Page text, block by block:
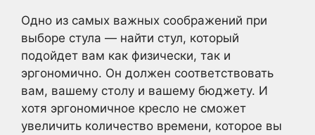
Одно из самых важных соображений при
выборе стула — найти стул, который
подойдет вам как физически, так и
эргономично. Он должен соответствовать
вам, вашему столу и вашему бюджету. И
хотя эргономичное кресло не сможет
увеличить количество времени, которое вы